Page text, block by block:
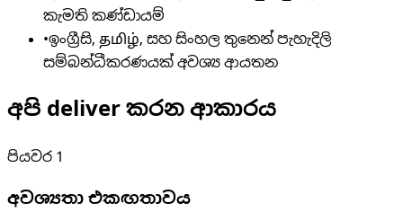
කැමති කණ්ඩායම්
•ඉංග්‍රීසි, தமிழ், සහ සිංහල තුනෙන් පැහැදිලි
සම්බන්ධීකරණයක් අවශ්‍ය ආයතන
අපි deliver කරන ආකාරය
පියවර 1
අවශ්‍යතා එකඟතාවය